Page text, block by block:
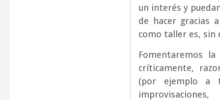
un interés y
de hacer gracias
como taller es, sin
Fomentaremos
críticamente,
(por ejemplo a